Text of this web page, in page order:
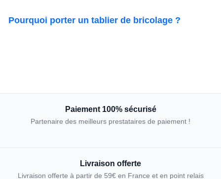
Pourquoi porter un tablier de bricolage ?
Paiement 100% sécurisé
Partenaire des meilleurs prestataires de paiement !
Livraison offerte
Livraison offerte à partir de 59€ en France et en point relais